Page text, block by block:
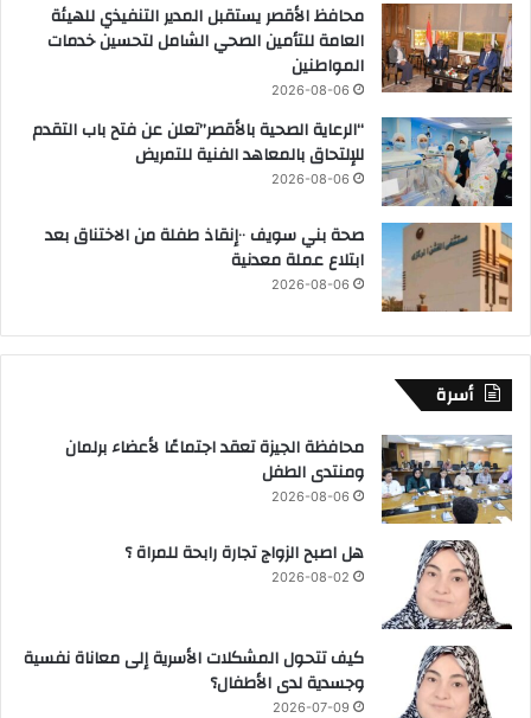
محافظ الأقصر يستقبل المدير التنفيذي للهيئة
العامة للتأمين الصحي الشامل لتحسين خدمات
المواطنين
2026-08-06
“الرعاية الصحية بالأقصر”تعلن عن فتح باب التقدم
للإلتحاق بالمعاهد الفنية للتمريض
2026-08-06
صحة بني سويف ٠٠إنقاذ طفلة من الاختناق بعد
ابتلاع عملة معدنية
2026-08-06
أسرة
محافظة الجيزة تعقد اجتماعًا لأعضاء برلمان
ومنتدى الطفل
2026-08-06
هل اصبح الزواج تجارة رابحة للمراة ؟
2026-08-02
كيف تتحول المشكلات الأسرية إلى معاناة نفسية
وجسدية لدى الأطفال؟
2026-07-09